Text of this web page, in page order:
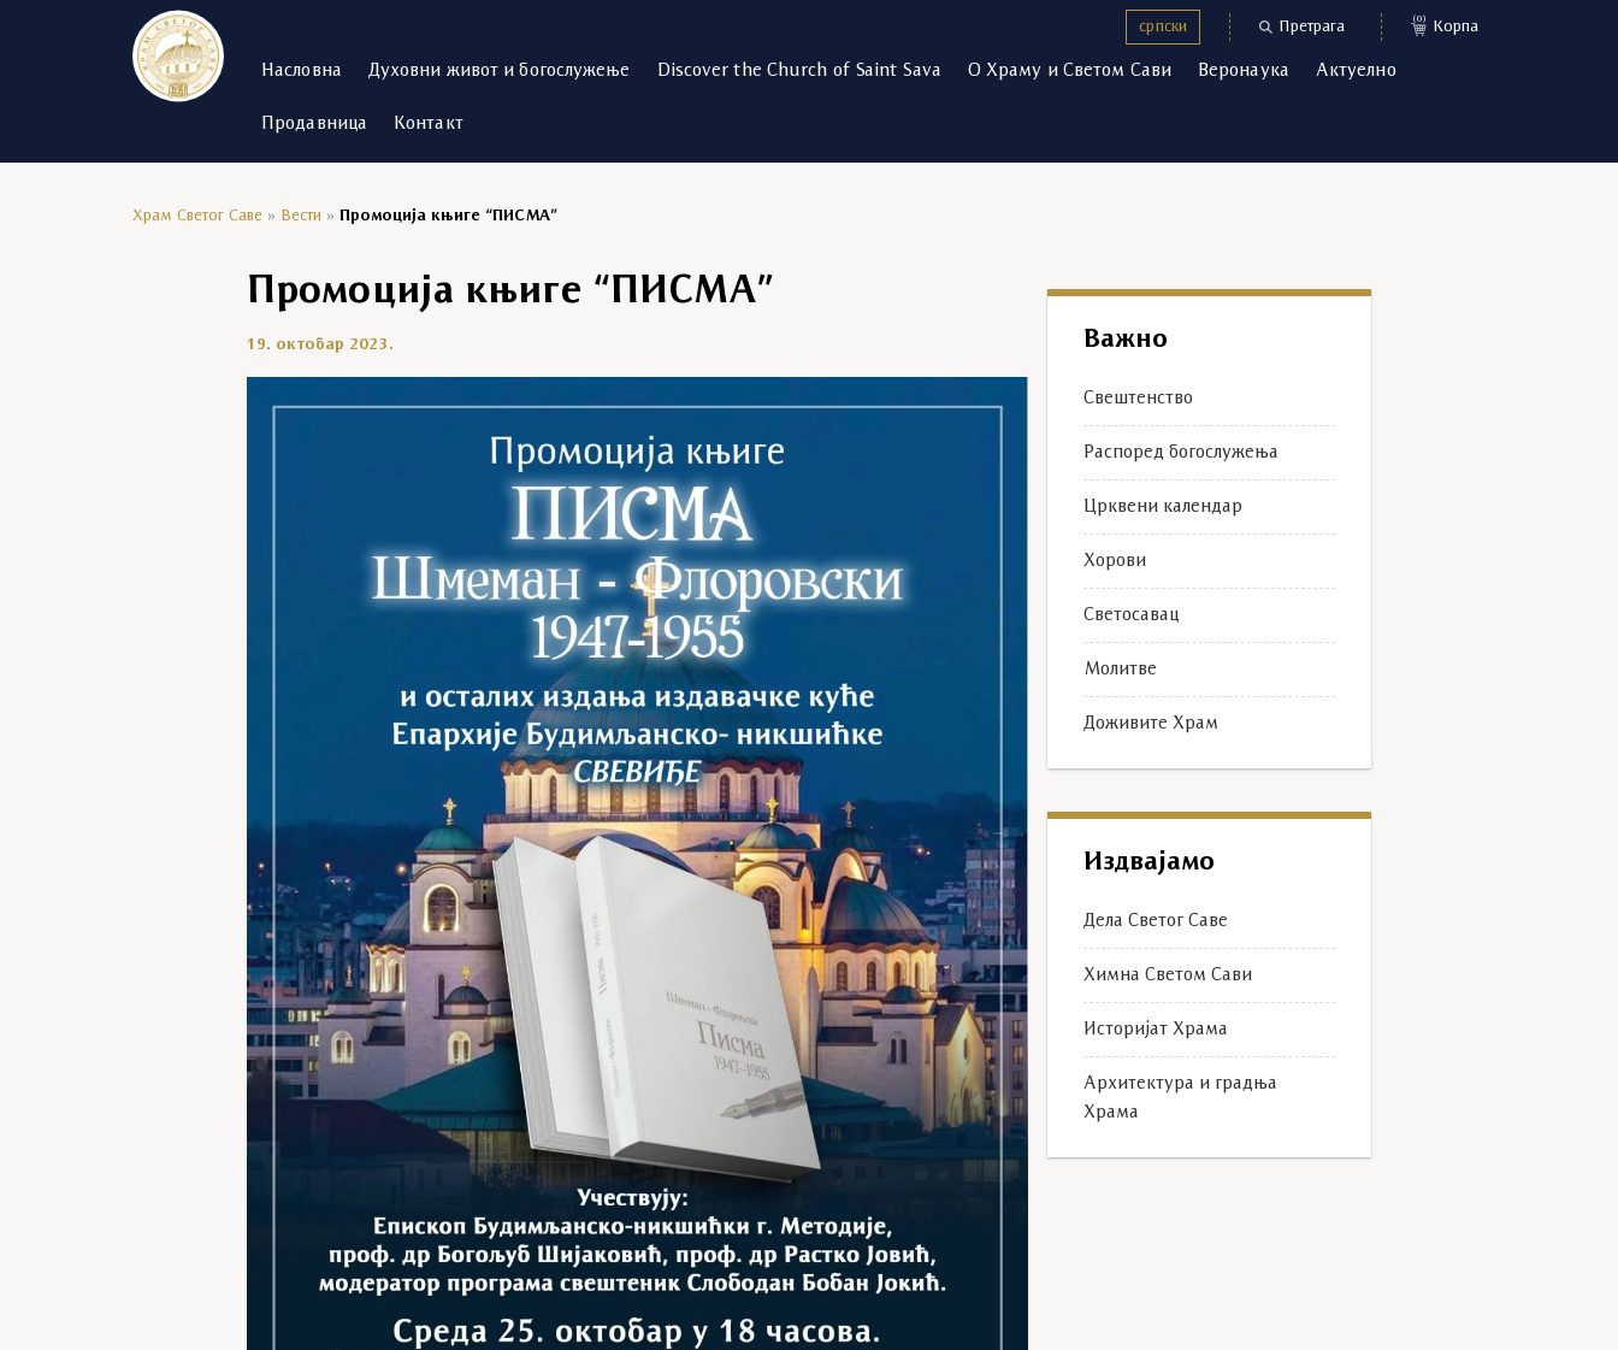
српски Претрага (0) Корпа
Насловна Духовни живот и богослужење Discover the Church of Saint Sava О Храму и Светом Сави Веронаука Актуелно
Продавница Контакт
Храм Светог Саве » Вести » Промоција књиге “ПИСМА”
Промоција књиге “ПИСМА”
19. октобар 2023. Важно
Свештенство
Распоред богослужења
Црквени календар
Хорови
Светосавац
Молитве
Доживите Храм
Издвајамо
Дела Светог Саве
Химна Светом Сави
Историјат Храма
Архитектура и градња
Храма